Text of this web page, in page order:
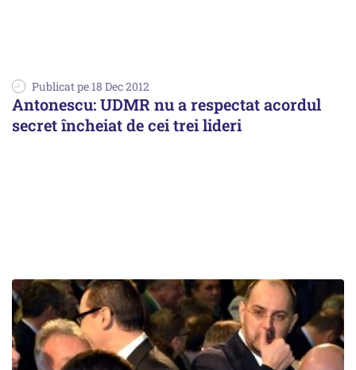
Publicat pe 18 Dec 2012
Antonescu: UDMR nu a respectat acordul
secret încheiat de cei trei lideri